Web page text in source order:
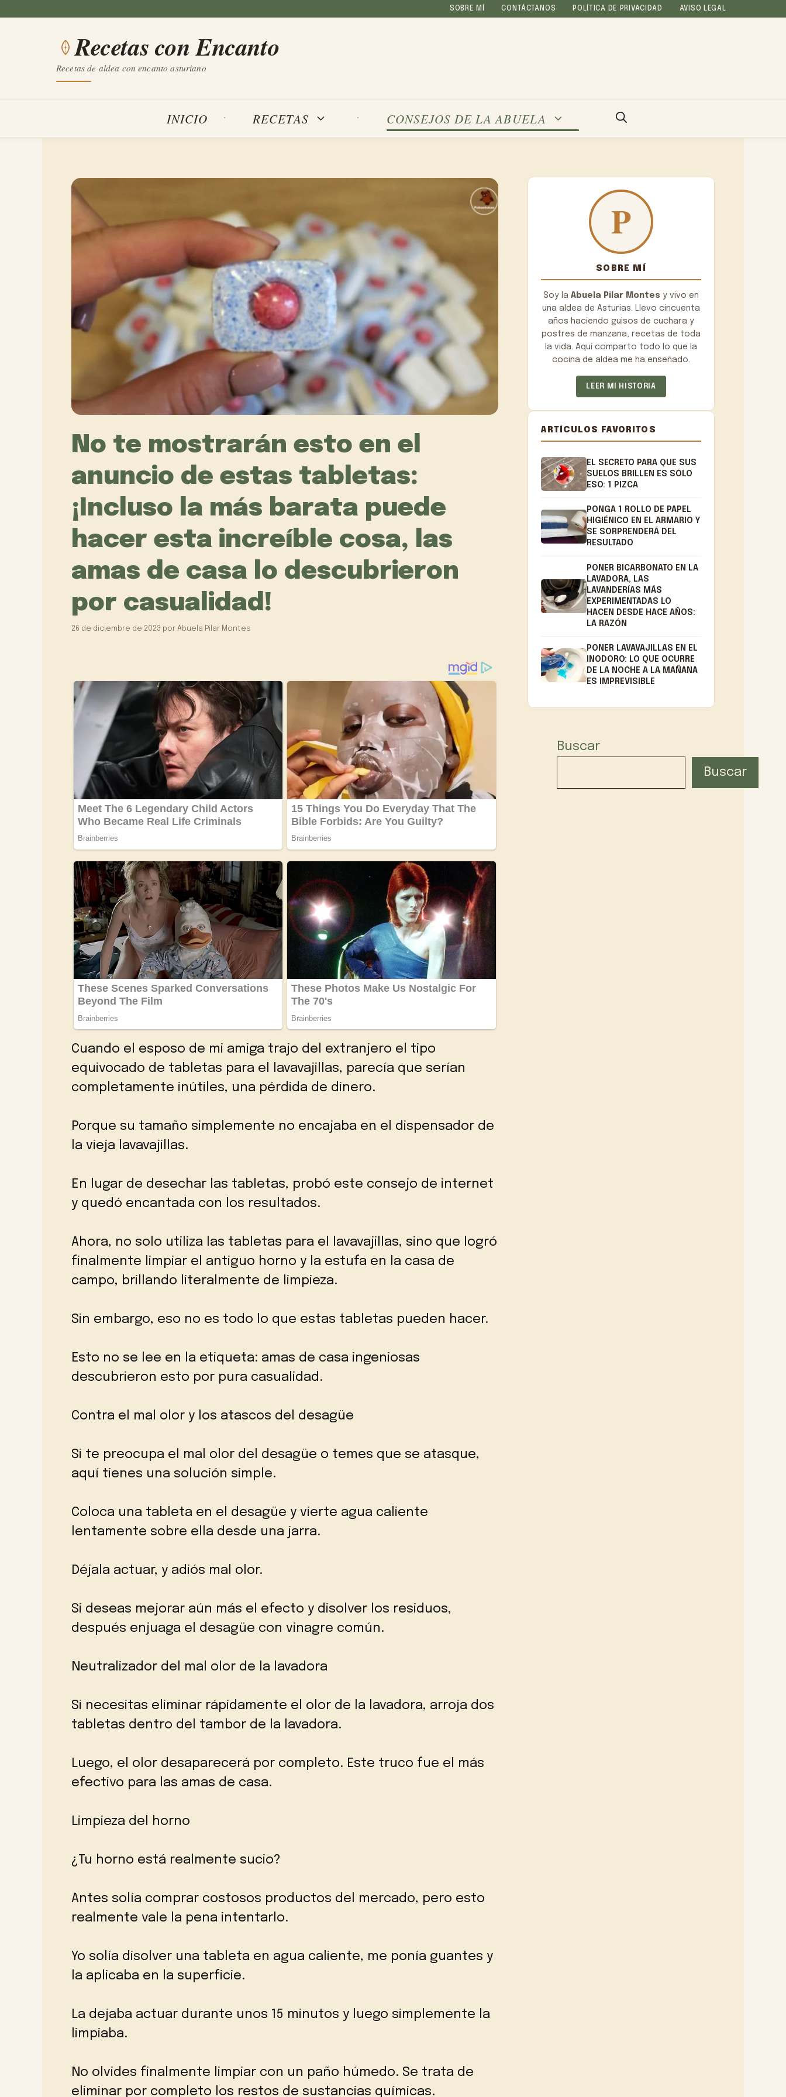
contenido
SOBRE MÍ CONTÁCTANOS POLÍTICA DE PRIVACIDAD AVISO LEGAL
Recetas con Encanto
Recetas de aldea con encanto asturiano
INICIO RECETAS CONSEJOS DE LA ABUELA
No te mostrarán esto en el
anuncio de estas tabletas:
¡Incluso la más barata puede
hacer esta increíble cosa, las
amas de casa lo descubrieron
por casualidad!
26 de diciembre de 2023 por Abuela Pilar Montes
Cuando el esposo de mi amiga trajo del extranjero el tipo
equivocado de tabletas para el lavavajillas, parecía que serían
completamente inútiles, una pérdida de dinero.
Porque su tamaño simplemente no encajaba en el dispensador de
la vieja lavavajillas.
En lugar de desechar las tabletas, probó este consejo de internet
y quedó encantada con los resultados.
Ahora, no solo utiliza las tabletas para el lavavajillas, sino que logró
finalmente limpiar el antiguo horno y la estufa en la casa de
campo, brillando literalmente de limpieza.
Sin embargo, eso no es todo lo que estas tabletas pueden hacer.
Esto no se lee en la etiqueta: amas de casa ingeniosas
descubrieron esto por pura casualidad.
Contra el mal olor y los atascos del desagüe
Si te preocupa el mal olor del desagüe o temes que se atasque,
aquí tienes una solución simple.
Coloca una tableta en el desagüe y vierte agua caliente
lentamente sobre ella desde una jarra.
Déjala actuar, y adiós mal olor.
Si deseas mejorar aún más el efecto y disolver los residuos,
después enjuaga el desagüe con vinagre común.
Neutralizador del mal olor de la lavadora
Si necesitas eliminar rápidamente el olor de la lavadora, arroja dos
tabletas dentro del tambor de la lavadora.
Luego, el olor desaparecerá por completo. Este truco fue el más
efectivo para las amas de casa.
Limpieza del horno
¿Tu horno está realmente sucio?
Antes solía comprar costosos productos del mercado, pero esto
realmente vale la pena intentarlo.
Yo solía disolver una tableta en agua caliente, me ponía guantes y
la aplicaba en la superficie.
La dejaba actuar durante unos 15 minutos y luego simplemente la
limpiaba.
No olvides finalmente limpiar con un paño húmedo. Se trata de
eliminar por completo los restos de sustancias químicas.
SOBRE MÍ
Soy la Abuela Pilar Montes y vivo en
una aldea de Asturias. Llevo cincuenta
años haciendo guisos de cuchara y
postres de manzana, recetas de toda
la vida. Aquí comparto todo lo que la
cocina de aldea me ha enseñado.
LEER MI HISTORIA
ARTÍCULOS FAVORITOS
EL SECRETO PARA QUE SUS
SUELOS BRILLEN ES SÓLO
ESO: 1 PIZCA
PONGA 1 ROLLO DE PAPEL
HIGIÉNICO EN EL ARMARIO Y
SE SORPRENDERÁ DEL
RESULTADO
PONER BICARBONATO EN LA
LAVADORA, LAS
LAVANDERÍAS MÁS
EXPERIMENTADAS LO
HACEN DESDE HACE AÑOS:
LA RAZÓN
PONER LAVAVAJILLAS EN EL
INODORO: LO QUE OCURRE
DE LA NOCHE A LA MAÑANA
ES IMPREVISIBLE
Buscar
Buscar